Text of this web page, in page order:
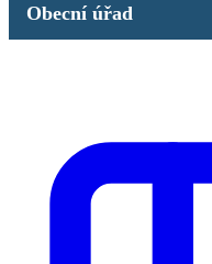
Obecní úřad